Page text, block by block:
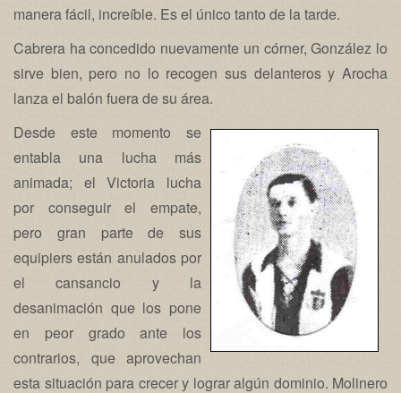
manera fácil, increíble. Es el único tanto de la tarde.
Cabrera ha concedido nuevamente un córner, González lo
sirve bien, pero no lo recogen sus delanteros y Arocha
lanza el balón fuera de su área.
Desde este momento se
entabla una lucha más
animada; el Victoria lucha
por conseguir el empate,
pero gran parte de sus
equipiers están anulados por
el cansancio y la
desanimación que los pone
en peor grado ante los
contrarios, que aprovechan
esta situación para crecer y lograr algún dominio. Molinero